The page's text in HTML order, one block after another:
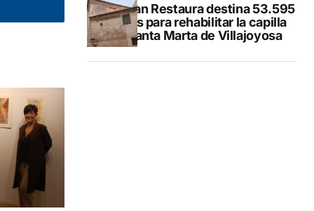
El Plan Restaura destina 53.595
euros para rehabilitar la capilla
de Santa Marta de Villajoyosa